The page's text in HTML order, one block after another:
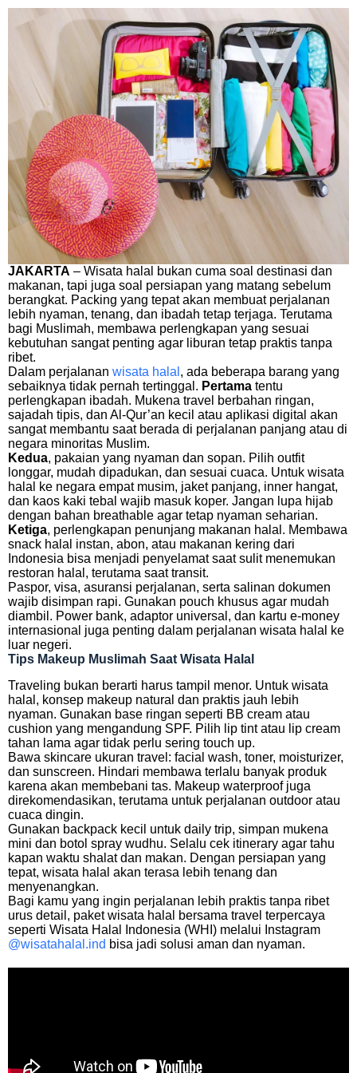
JAKARTA – Wisata halal bukan cuma soal destinasi dan
makanan, tapi juga soal persiapan yang matang sebelum
berangkat. Packing yang tepat akan membuat perjalanan
lebih nyaman, tenang, dan ibadah tetap terjaga. Terutama
bagi Muslimah, membawa perlengkapan yang sesuai
kebutuhan sangat penting agar liburan tetap praktis tanpa
ribet.
Dalam perjalanan wisata halal , ada beberapa barang yang
sebaiknya tidak pernah tertinggal. Pertama tentu
perlengkapan ibadah. Mukena travel berbahan ringan,
sajadah tipis, dan Al-Qur’an kecil atau aplikasi digital akan
sangat membantu saat berada di perjalanan panjang atau di
negara minoritas Muslim.
Kedua, pakaian yang nyaman dan sopan. Pilih outfit
longgar, mudah dipadukan, dan sesuai cuaca. Untuk wisata
halal ke negara empat musim, jaket panjang, inner hangat,
dan kaos kaki tebal wajib masuk koper. Jangan lupa hijab
dengan bahan breathable agar tetap nyaman seharian.
Ketiga, perlengkapan penunjang makanan halal. Membawa
snack halal instan, abon, atau makanan kering dari
Indonesia bisa menjadi penyelamat saat sulit menemukan
restoran halal, terutama saat transit.
Paspor, visa, asuransi perjalanan, serta salinan dokumen
wajib disimpan rapi. Gunakan pouch khusus agar mudah
diambil. Power bank, adaptor universal, dan kartu e-money
internasional juga penting dalam perjalanan wisata halal ke
luar negeri.
Tips Makeup Muslimah Saat Wisata Halal
Traveling bukan berarti harus tampil menor. Untuk wisata
halal, konsep makeup natural dan praktis jauh lebih
nyaman. Gunakan base ringan seperti BB cream atau
cushion yang mengandung SPF. Pilih lip tint atau lip cream
tahan lama agar tidak perlu sering touch up.
Bawa skincare ukuran travel: facial wash, toner, moisturizer,
dan sunscreen. Hindari membawa terlalu banyak produk
karena akan membebani tas. Makeup waterproof juga
direkomendasikan, terutama untuk perjalanan outdoor atau
cuaca dingin.
Gunakan backpack kecil untuk daily trip, simpan mukena
mini dan botol spray wudhu. Selalu cek itinerary agar tahu
kapan waktu shalat dan makan. Dengan persiapan yang
tepat, wisata halal akan terasa lebih tenang dan
menyenangkan.
Bagi kamu yang ingin perjalanan lebih praktis tanpa ribet
urus detail, paket wisata halal bersama travel terpercaya
seperti Wisata Halal Indonesia (WHI) melalui Instagram
@wisatahalal.ind bisa jadi solusi aman dan nyaman.